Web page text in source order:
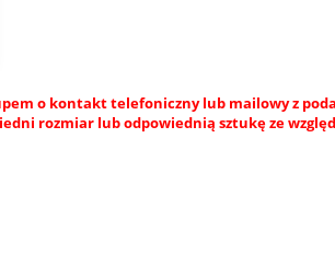
o kontakt telefoniczny lub mailowy z
rozmiar lub odpowiednią sztukę ze